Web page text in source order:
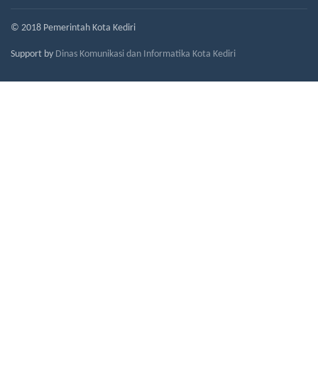
© 2018 Pemerintah Kota Kediri
Support by Dinas Komunikasi dan Informatika Kota Kediri